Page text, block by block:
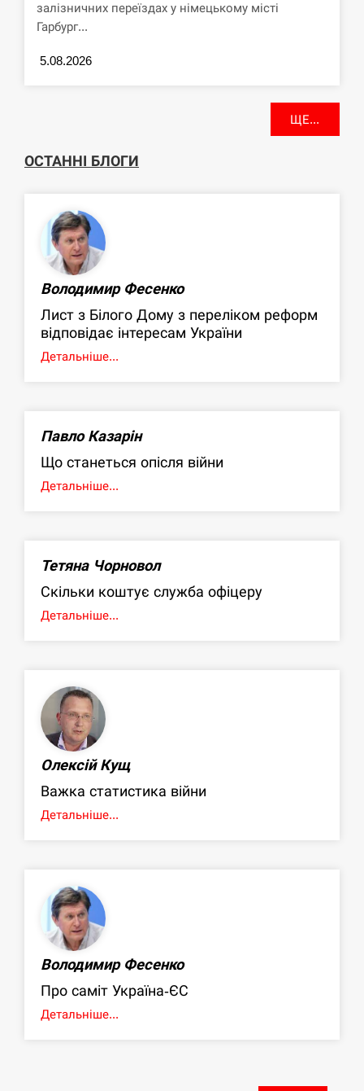
залізничних переїздах у німецькому місті
Гарбург...
5.08.2026
ЩЕ...
ОСТАННІ БЛОГИ
Володимир Фесенко
Лист з Білого Дому з переліком реформ
відповідає інтересам України
Детальніше...
Павло Казарін
Що станеться опісля війни
Детальніше...
Тетяна Чорновол
Скільки коштує служба офіцеру
Детальніше...
Олексій Кущ
Важка статистика війни
Детальніше...
Володимир Фесенко
Про саміт Україна-ЄС
Детальніше...